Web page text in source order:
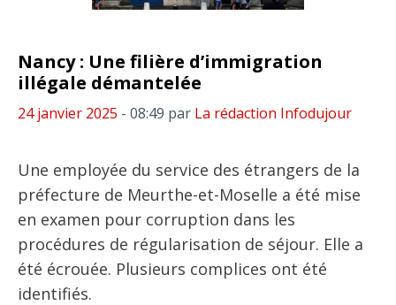
Nancy : Une filière d’immigration
illégale démantelée
24 janvier 2025 - 08:49 par La rédaction Infodujour
Une employée du service des étrangers de la
préfecture de Meurthe-et-Moselle a été mise
en examen pour corruption dans les
procédures de régularisation de séjour. Elle a
été écrouée. Plusieurs complices ont été
identifiés.